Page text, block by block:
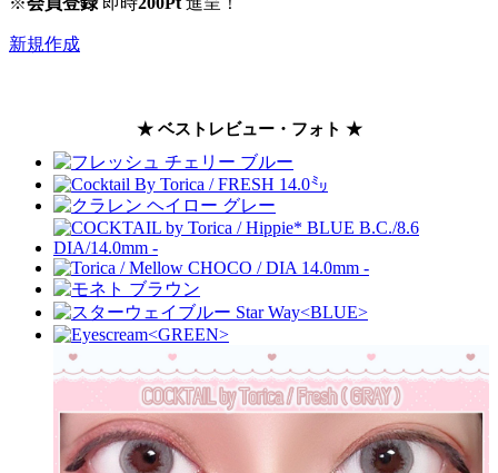
新規作成
★ ベストレビュー・フォト ★